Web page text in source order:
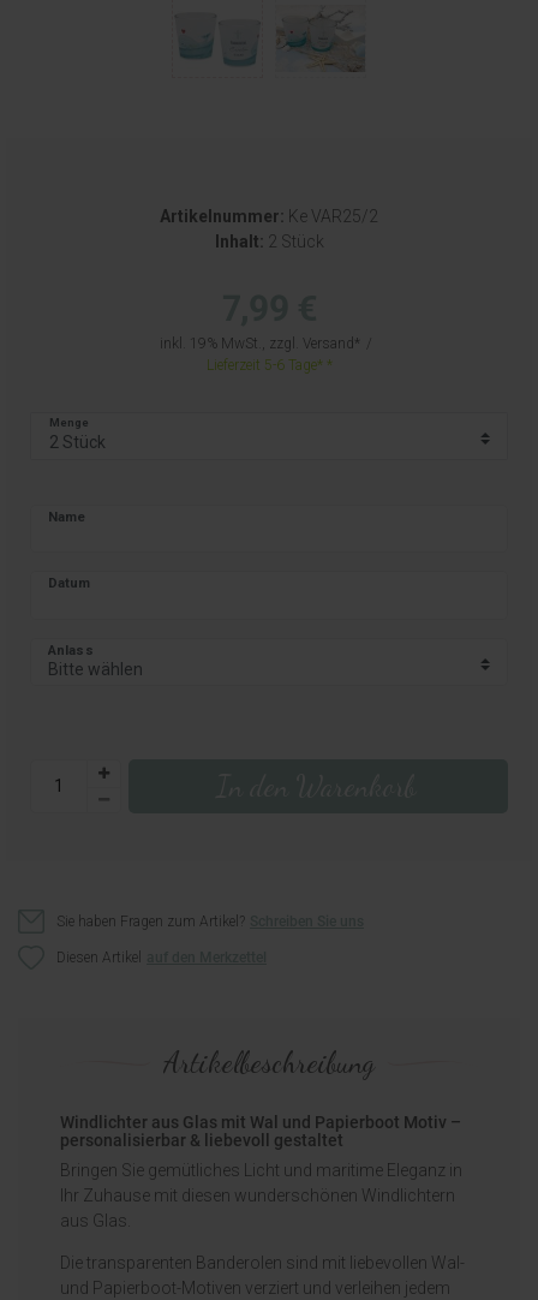
Artikelnummer: Ke VAR25/2
Inhalt: 2 Stück
inkl. 19% MwSt., zzgl. Versand
Lieferzeit 5-6 Tage*
Menge
Name
Datum
Anlass
Sie haben Fragen zum Artikel?
Diesen Artikel
Artikelbeschreibung
Windlichter aus Glas mit Wal und Papierboot Motiv –
personalisierbar & liebevoll gestaltet
Bringen Sie gemütliches Licht und maritime Eleganz in
Ihr Zuhause mit diesen wunderschönen Windlichtern
aus Glas.
Die transparenten Banderolen sind mit liebevollen Wal-
und Papierboot-Motiven verziert und verleihen jedem